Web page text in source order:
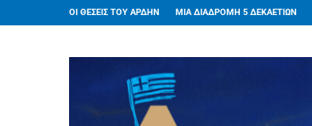
ΟΙ ΘΕΣΕΙΣ ΤΟΥ ΑΡΔΗΝ ΜΙΑ ΔΙΑΔΡΟΜΗ 5 ΔΕΚΑΕΤΙΩΝ